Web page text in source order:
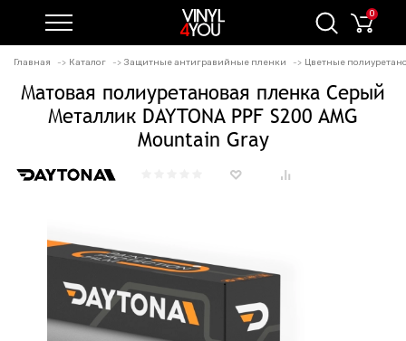
0
Главная Каталог Защитные антигравийные пленки Цветные
Матовая полиуретановая пленка Серый
Металлик DAYTONA PPF S200 AMG
Mountain Gray